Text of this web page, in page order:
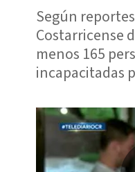
Según
Costarricense
menos 165
incapacitadas